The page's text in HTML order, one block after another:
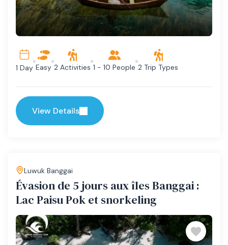
1 Day Easy 2 Activities 1 - 10 People 2 Trip Types
View Details
Luwuk Banggai
Évasion de 5 jours aux îles Banggai :
Lac Paisu Pok et snorkeling